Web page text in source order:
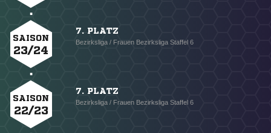
SAISON
23/24
7. PLATZ
Bezirksliga / Frauen Bezirksliga Staffel 6
SAISON
22/23
7. PLATZ
Bezirksliga / Frauen Bezirksliga Staffel 6